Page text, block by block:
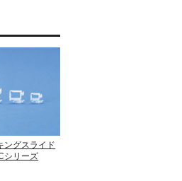
ングスライド
シリーズ